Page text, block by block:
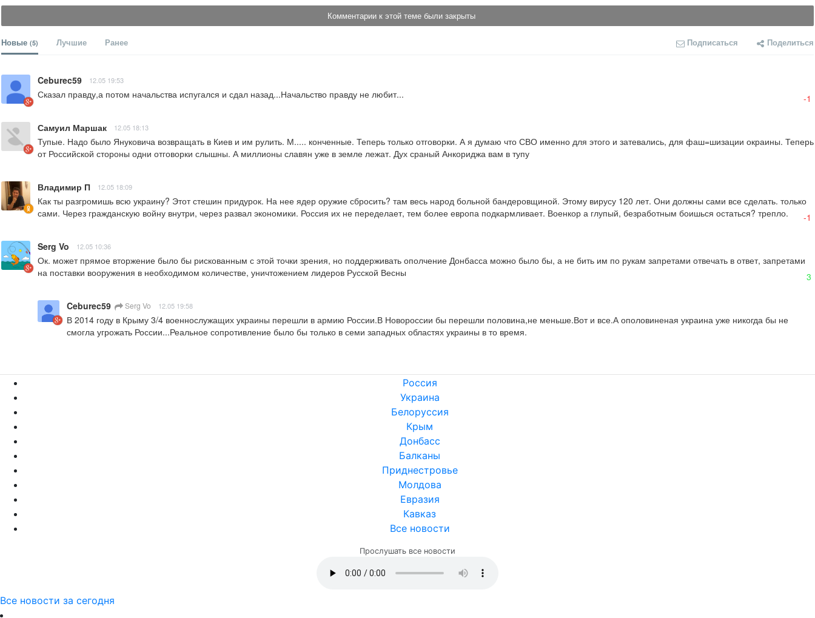
Комментарии к этой теме были закрыты
Новые (5) Лучшие Ранее Подписаться Поделиться
Ceburec59 12.05 19:53
Сказал правду,а потом начальства испугался и сдал назад...Начальство правду не любит... -1
Самуил Маршак 12.05 18:13
Тупые. Надо было Януковича возвращать в Киев и им рулить. М..... конченные. Теперь только отговорки. А я думаю что СВО именно для этого и затевались, для фаш=шизации окраины. Теперь
от Российской стороны одни отговорки слышны. А миллионы славян уже в земле лежат. Дух сраный Анкориджа вам в тупу
Владимир П 12.05 18:09
Как ты разгромишь всю украину? Этот стешин придурок. На нее ядер оружие сбросить? там весь народ больной бандеровщиной. Этому вирусу 120 лет. Они должны сами все сделать. только
сами. Через гражданскую войну внутри, через развал экономики. Россия их не переделает, тем более европа подкармливает. Военкор а глупый, безработным боишься остаться? трепло.
-1
Serg Vo 12.05 10:36
Ок. может прямое вторжение было бы рискованным с этой точки зрения, но поддерживать ополчение Донбасса можно было бы, а не бить им по рукам запретами отвечать в ответ, запретами
на поставки вооружения в необходимом количестве, уничтожением лидеров Русской Весны
3
Ceburec59 Serg Vo 12.05 19:58
В 2014 году в Крыму 3/4 военнослужащих украины перешли в армию России.В Новороссии бы перешли половина,не меньше.Вот и все.А ополовиненая украина уже никогда бы не
смогла угрожать России...Реальное сопротивление было бы только в семи западных областях украины в то время.
Россия
Украина
Белоруссия
Крым
Донбасс
Балканы
Приднестровье
Молдова
Евразия
Кавказ
Все новости
Прослушать все новости
Все новости за сегодня